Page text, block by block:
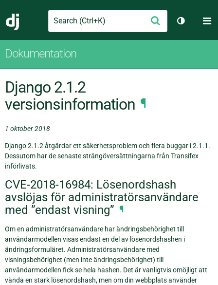
Django
Search Skicka
Växla
Dokumentation
Django 2.1.2
versionsinformation ¶
1 oktober 2018
Django 2.1.2 åtgärdar ett säkerhetsproblem och flera buggar i 2.1.1.
Dessutom har de senaste strängöversättningarna från Transifex
införlivats.
CVE-2018-16984: Lösenordshash
avslöjas för administratörsanvändare
med ”endast visning” ¶
Om en administratörsanvändare har ändringsbehörighet till
användarmodellen visas endast en del av lösenordshashen i
ändringsformuläret. Administratörsanvändare med
visningsbehörighet (men inte ändringsbehörighet) till
användarmodellen fick se hela hashen. Det är vanligtvis omöjligt att
vända en stark lösenordshash, men om din webbplats använder